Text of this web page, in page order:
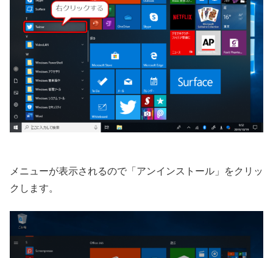
メニューが表示されるので「アンインストール」をクリッ
クします。